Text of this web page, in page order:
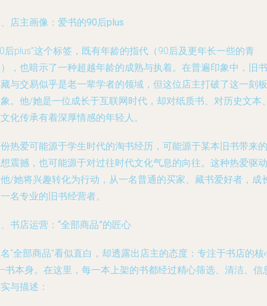
店主画像：爱书的90后plus
后plus”这个标签，既有年龄的指代（90后及更年长一些的青
，也暗示了一种超越年龄的成熟与执着。在普遍印象中，旧书
与交易似乎是老一辈学者的领域，但这位店主打破了这一刻板
。他/她是一位成长于互联网时代，却对纸质书、对历史文本
化传承有着深厚情感的年轻人。
热爱可能源于学生时代的淘书经历，可能源于某本旧书带来的
震撼，也可能源于对过往时代文化气息的向往。这种热爱驱动
/她将兴趣转化为行动，从一名普通的买家、藏书爱好者，成
名专业的旧书经营者。
书店运营：“全部商品”的匠心
“全部商品”看似直白，却透露出店主的态度：专注于书店的核
本身。在这里，每一本上架的书都经过精心筛选、清洁、信
与描述：